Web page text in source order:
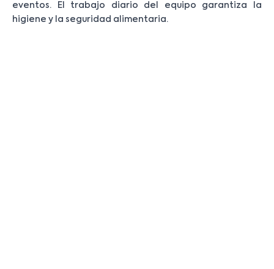
eventos. El trabajo diario del equipo garantiza la
higiene y la seguridad alimentaria.